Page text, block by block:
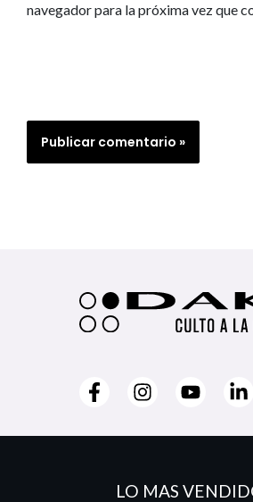
navegador para la próxima vez que
LO MAS